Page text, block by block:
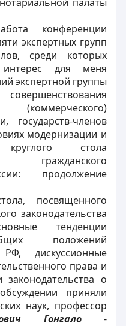
конференции
экспертных групп
среди которых
для меня
экспертной группы
(коммерческого)
государств-членов
модернизации и
стола
продолжение
посвященного
законодательства
тенденции
положений
РФ, дискуссионные
права и
о
приняли
наук, профессор
Гонгало-